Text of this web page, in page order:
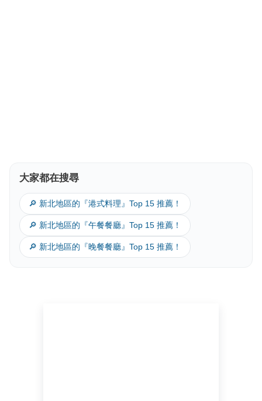
大家都在搜尋
🔎 新北地區的『港式料理』Top 15 推薦！
🔎 新北地區的『午餐餐廳』Top 15 推薦！
🔎 新北地區的『晚餐餐廳』Top 15 推薦！